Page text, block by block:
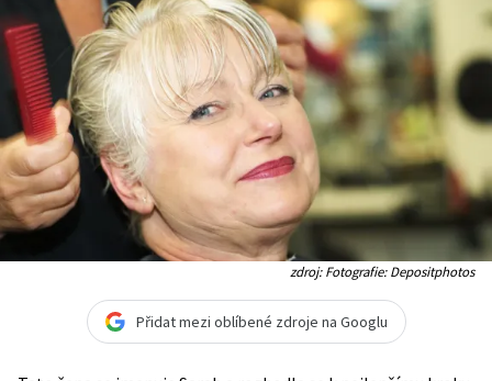
zdroj: Fotografie: Depositphotos
Přidat mezi oblíbené zdroje na Googlu